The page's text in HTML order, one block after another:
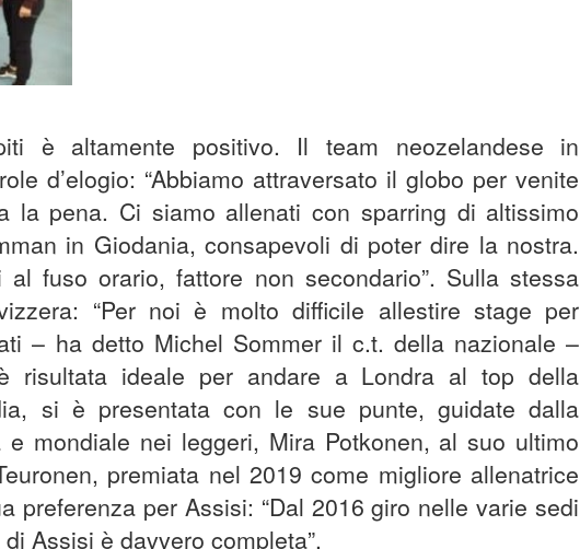
è altamente positivo. Il team neozelandese in
d’elogio: “Abbiamo attraversato il globo per venite
la pena. Ci siamo allenati con sparring di altissimo
in Giodania, consapevoli di poter dire la nostra.
fuso orario, fattore non secondario”. Sulla stessa
“Per noi è molto difficile allestire stage per
– ha detto Michel Sommer il c.t. della nazionale –
risultata ideale per andare a Londra al top della
si è presentata con le sue punte, guidate dalla
e mondiale nei leggeri, Mira Potkonen, al suo ultimo
premiata nel 2019 come migliore allenatrice
preferenza per Assisi: “Dal 2016 giro nelle varie sedi
Assisi è davvero completa”.